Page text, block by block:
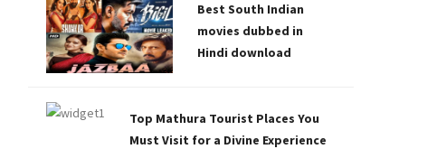
Best South Indian
movies dubbed in
Hindi download
Top Mathura Tourist Places You
Must Visit for a Divine Experience